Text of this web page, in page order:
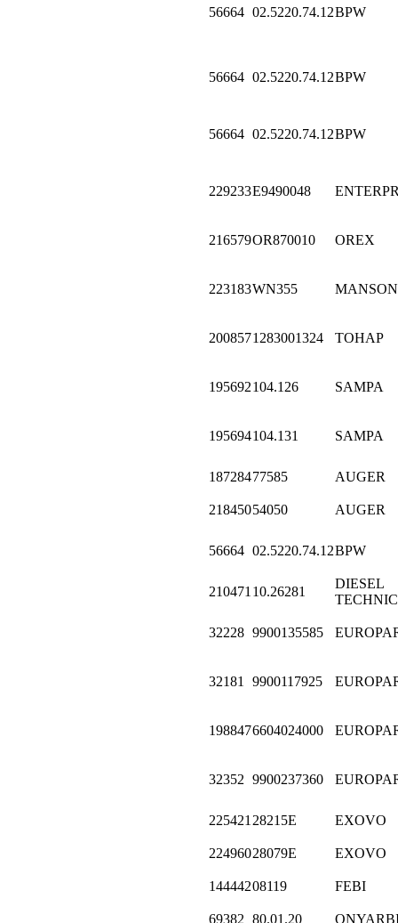
56664 02.5220.74.12BPW
56664 02.5220.74.12BPW
56664 02.5220.74.12BPW
229233E9490048
216579OR870010 OREX
223183WN355
2008571283001324 ТОНАР
195692104.126 SAMPA
195694104.131 SAMPA
18728477585 AUGER
21845054050 AUGER
56664 02.5220.74.12BPW
210471 10.26281
DIESEL
TECHNIC
32228 9900135585
32181 9900117925
1988476604024000
32352 9900237360
225421 28215E EXOVO
22496028079E EXOVO
14444208119 FEBI
69382 80.01.20